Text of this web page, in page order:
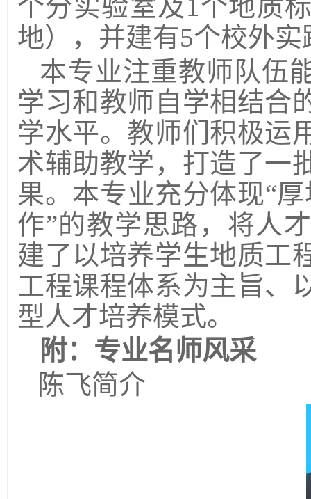
个分实验室及1个地质
地），并建有5个校外实
本专业注重教师队伍
学习和教师自学相结合
学水平。教师们积极运
术辅助教学，打造了一
果。本专业充分体现“
作”的教学思路，将人
建了以培养学生地质工
工程课程体系为主旨、
型人才培养模式。
附：专业名师风采
陈飞简介